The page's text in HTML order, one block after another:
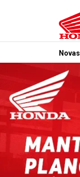
Novas